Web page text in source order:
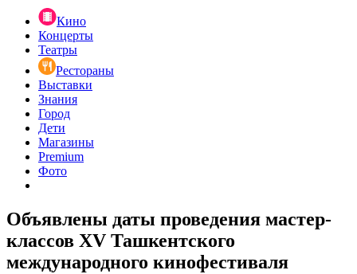
Кино
Концерты
Театры
Рестораны
Выставки
Знания
Город
Дети
Магазины
Premium
Фото
Объявлены даты проведения мастер-
классов XV Ташкентского
международного кинофестиваля